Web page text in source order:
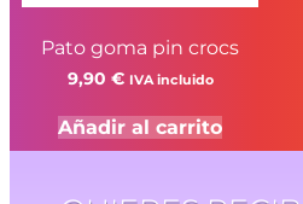
Pato goma pin crocs
9,90 € IVA incluido
Añadir al carrito